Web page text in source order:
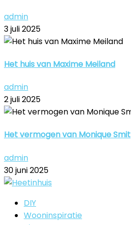
admin
3 juli 2025
Het huis van Maxime Meiland
admin
2 juli 2025
Het vermogen van Monique Smit
admin
30 juni 2025
DIY
Wooninspiratie